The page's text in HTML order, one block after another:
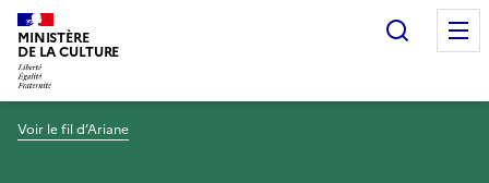
MINISTÈRE
DE LA CULTURE
Voir le fil d’Ariane